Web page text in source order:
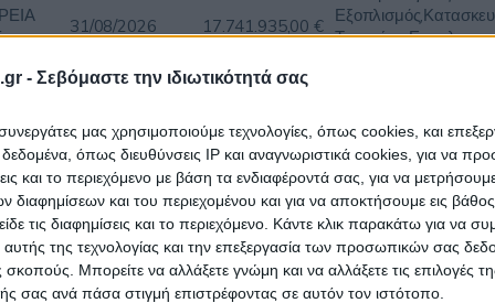
- Σεβόμαστε την ιδιωτικότητά σας
συνεργάτες μας χρησιμοποιούμε τεχνολογίες, όπως cookies, και
όπως διευθύνσεις IP και αναγνωριστικά cookies, για να
και το περιεχόμενο με βάση τα ενδιαφέροντά σας, για να
διαφημίσεων και του περιεχομένου και για να αποκτήσουμε εις
τις διαφημίσεις και το περιεχόμενο. Κάντε κλικ παρακάτω για να
της τεχνολογίας και την επεξεργασία των προσωπικών σας
Μπορείτε να αλλάξετε γνώμη και να αλλάξετε τις επιλογές
σας ανά πάσα στιγμή επιστρέφοντας σε αυτόν τον ιστότοπο.
31/08/2026 17.741.935,00 €
Τεχνικές -
10/08/2026 1.824.130,27 €
Ηλεκτρολογικός -
Τεχνολογία -
,Πολυμέσα (
Εικόνα